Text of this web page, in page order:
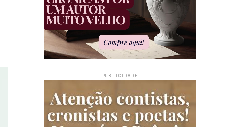
PUBLICIDADE